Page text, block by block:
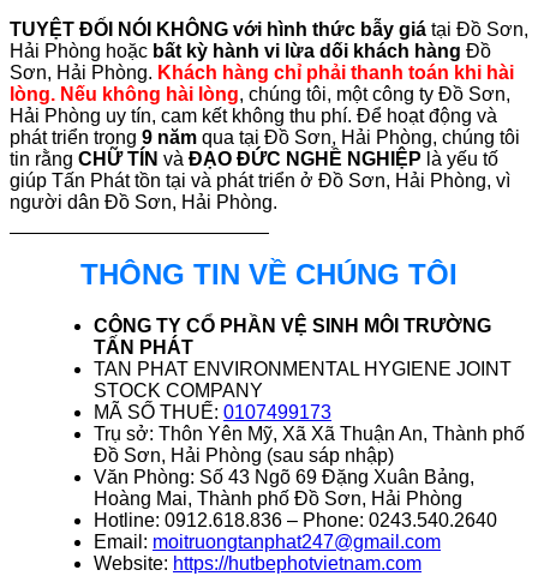
TUYỆT ĐỐI NÓI KHÔNG với hình thức bẫy giá tại Đồ Sơn,
Hải Phòng hoặc bất kỳ hành vi lừa dối khách hàng Đồ
Sơn, Hải Phòng. Khách hàng chỉ phải thanh toán khi hài
lòng. Nếu không hài lòng, chúng tôi, một công ty Đồ Sơn,
Hải Phòng uy tín, cam kết không thu phí. Để hoạt động và
phát triển trong 9 năm qua tại Đồ Sơn, Hải Phòng, chúng tôi
tin rằng CHỮ TÍN và ĐẠO ĐỨC NGHỀ NGHIỆP là yếu tố
giúp Tấn Phát tồn tại và phát triển ở Đồ Sơn, Hải Phòng, vì
người dân Đồ Sơn, Hải Phòng.
THÔNG TIN VỀ CHÚNG TÔI
CÔNG TY CỔ PHẦN VỆ SINH MÔI TRƯỜNG
TẤN PHÁT
TAN PHAT ENVIRONMENTAL HYGIENE JOINT
STOCK COMPANY
MÃ SỐ THUẾ: 0107499173
Trụ sở: Thôn Yên Mỹ, Xã Xã Thuận An, Thành phố
Đồ Sơn, Hải Phòng (sau sáp nhập)
Văn Phòng: Số 43 Ngõ 69 Đặng Xuân Bảng,
Hoàng Mai, Thành phố Đồ Sơn, Hải Phòng
Hotline: 0912.618.836 – Phone: 0243.540.2640
Email: moitruongtanphat247@gmail.com
Website: https://hutbephotvietnam.com